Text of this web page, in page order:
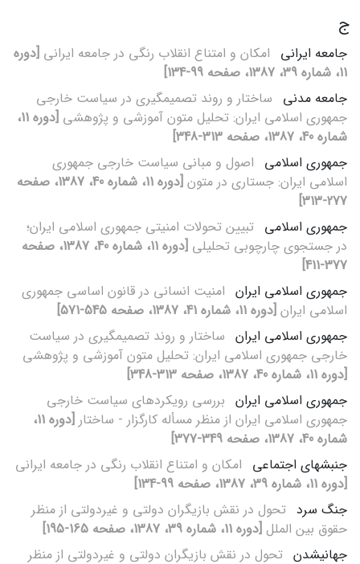
ج
جامعه ایرانی امکان و امتناع انقلاب رنگی در جامعه ایرانی [دوره
11، شماره 39، 1387، صفحه 99-134]
جامعه مدنی ساختار و روند تصمیم‏گیری در سیاست خارجی
جمهوری اسلامی ایران: تحلیل متون آموزشی و پژوهشی
[دوره 11،
شماره 40، 1387، صفحه 313-348]
جمهوری اسلامی اصول و مبانی سیاست خارجی جمهوری
اسلامی ایران: جستاری در متون
[دوره 11، شماره 40، 1387، صفحه
277-313]
جمهوری اسلامی تبیین تحولات امنیتی جمهوری اسلامی ایران؛
در جستجوی چارچوبی تحلیلی
[دوره 11، شماره 40، 1387، صفحه
377-411]
جمهوری اسلامی ایران امنیت انسانی در قانون اساسی جمهوری
اسلامی ایران [دوره 11، شماره 41، 1387، صفحه 545-571]
جمهوری اسلامی ایران ساختار و روند تصمیم‏گیری در سیاست
خارجی جمهوری اسلامی ایران: تحلیل متون آموزشی و پژوهشی
[دوره 11، شماره 40، 1387، صفحه 313-348]
جمهوری اسلامی ایران بررسی رویکردهای سیاست خارجی
جمهوری اسلامی ایران از منظر مسأله کارگزار - ساختار
[دوره 11،
شماره 40، 1387، صفحه 349-377]
جنبش‏های اجتماعی امکان و امتناع انقلاب رنگی در جامعه ایرانی
[دوره 11، شماره 39، 1387، صفحه 99-134]
جنگ سرد تحول در نقش بازیگران دولتی و غیردولتی از منظر
حقوق بین ‏الملل [دوره 11، شماره 39، 1387، صفحه 165-195]
جهانی‏شدن تحول در نقش بازیگران دولتی و غیردولتی از منظر